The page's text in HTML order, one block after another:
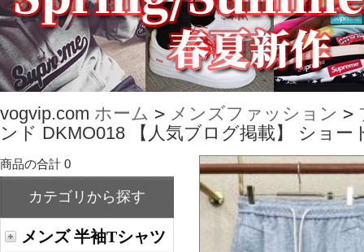
vogvip.com ホーム > メンズファッション >
ンド DKMO018 【人気ブログ掲載】 ショ
商品の合計 0
カテゴリから探す
メンズ 半袖Tシャツ